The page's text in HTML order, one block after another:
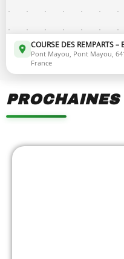
COURSE DES REMPARTS –
Pont Mayou, Pont Mayou,
France
PROCHAINES
Showing